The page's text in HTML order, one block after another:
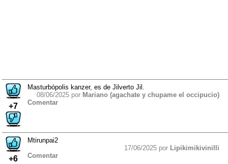
+7
Masturbópolis kanzer, es de Jilverto Jil.
08/06/2025 por Mariano (agachate y chupame el occipucio)
Comentar
+6
Mtirunpai2
17/06/2025 por Lipikimikivinilli
Comentar